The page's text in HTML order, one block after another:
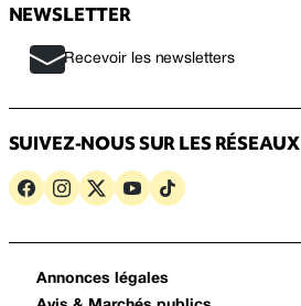
NEWSLETTER
Recevoir les newsletters
SUIVEZ-NOUS SUR LES RÉSEAUX
Annonces légales